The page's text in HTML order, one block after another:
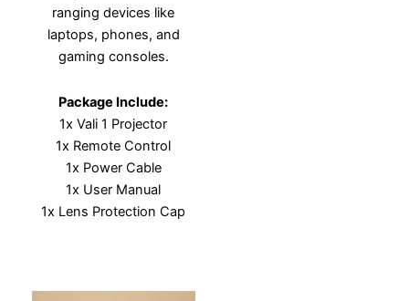
ranging devices like
laptops, phones, and
gaming consoles.
Package Include:
1x Vali 1 Projector
1x Remote Control
1x Power Cable
1x User Manual
1x Lens Protection Cap